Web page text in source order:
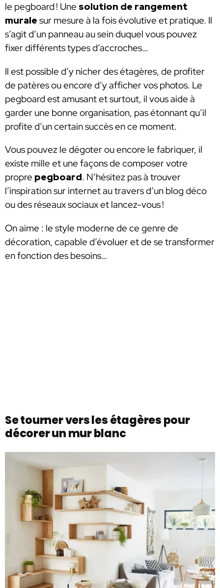
le pegboard ! Une solution de rangement
murale sur mesure à la fois évolutive et pratique. Il
s’agit d’un panneau au sein duquel vous pouvez
fixer différents types d’accroches…
Il est possible d’y nicher des étagères, de profiter
de patères ou encore d’y afficher vos photos. Le
pegboard est amusant et surtout, il vous aide à
garder une bonne organisation, pas étonnant qu’il
profite d’un certain succès en ce moment.
Vous pouvez le dégoter ou encore le fabriquer, il
existe mille et une façons de composer votre
propre pegboard. N’hésitez pas à trouver
l’inspiration sur internet au travers d’un blog déco
ou des réseaux sociaux et lancez-vous !
On aime : le style moderne de ce genre de
décoration, capable d’évoluer et de se transformer
en fonction des besoins…
Se tourner vers les étagères pour
décorer un mur blanc